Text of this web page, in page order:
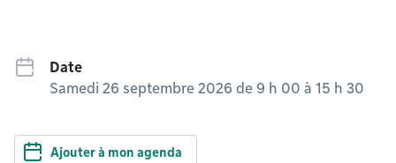
Date
Samedi 26 septembre 2026 de 9 h 00 à 15 h 30
Ajouter à mon agenda